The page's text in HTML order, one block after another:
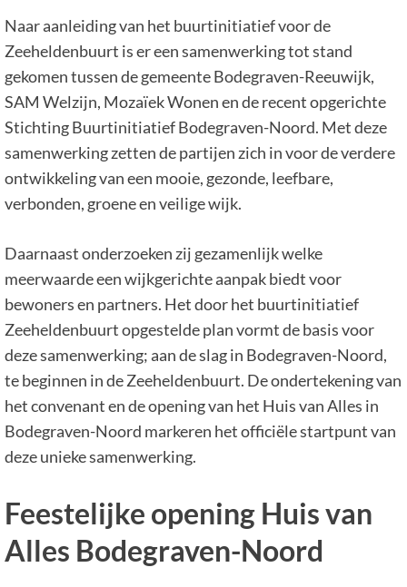
Naar aanleiding van het buurtinitiatief voor de
Zeeheldenbuurt is er een samenwerking tot stand
gekomen tussen de gemeente Bodegraven-Reeuwijk,
SAM Welzijn, Mozaïek Wonen en de recent opgerichte
Stichting Buurtinitiatief Bodegraven-Noord. Met deze
samenwerking zetten de partijen zich in voor de verdere
ontwikkeling van een mooie, gezonde, leefbare,
verbonden, groene en veilige wijk.
Daarnaast onderzoeken zij gezamenlijk welke
meerwaarde een wijkgerichte aanpak biedt voor
bewoners en partners. Het door het buurtinitiatief
Zeeheldenbuurt opgestelde plan vormt de basis voor
deze samenwerking; aan de slag in Bodegraven-Noord,
te beginnen in de Zeeheldenbuurt. De ondertekening van
het convenant en de opening van het Huis van Alles in
Bodegraven-Noord markeren het officiële startpunt van
deze unieke samenwerking.
Feestelijke opening Huis van
Alles Bodegraven-Noord